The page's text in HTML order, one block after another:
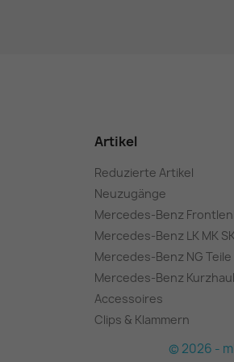
Artikel
Reduzierte Artikel
Neuzugänge
Mercedes-Benz
Mercedes-Benz LK MK
Mercedes-Benz NG Teile
Mercedes-Benz
Accessoires
Clips & Klammern
© 2026 -